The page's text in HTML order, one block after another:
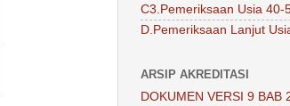
C3.Pemeriksaan Usia 40-
D.Pemeriksaan Lanjut
ARSIP AKREDITASI
DOKUMEN VERSI 9 BAB